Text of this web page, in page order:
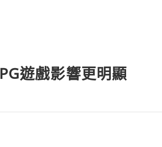
遊戲影響更明顯